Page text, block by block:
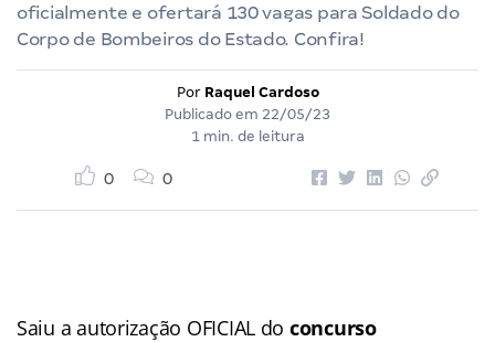
oficialmente e ofertará 130 vagas para Soldado do
Corpo de Bombeiros do Estado. Confira!
Por Raquel Cardoso
Publicado em 22/05/23
1 min. de leitura
0 0
Saiu a autorização OFICIAL do concurso